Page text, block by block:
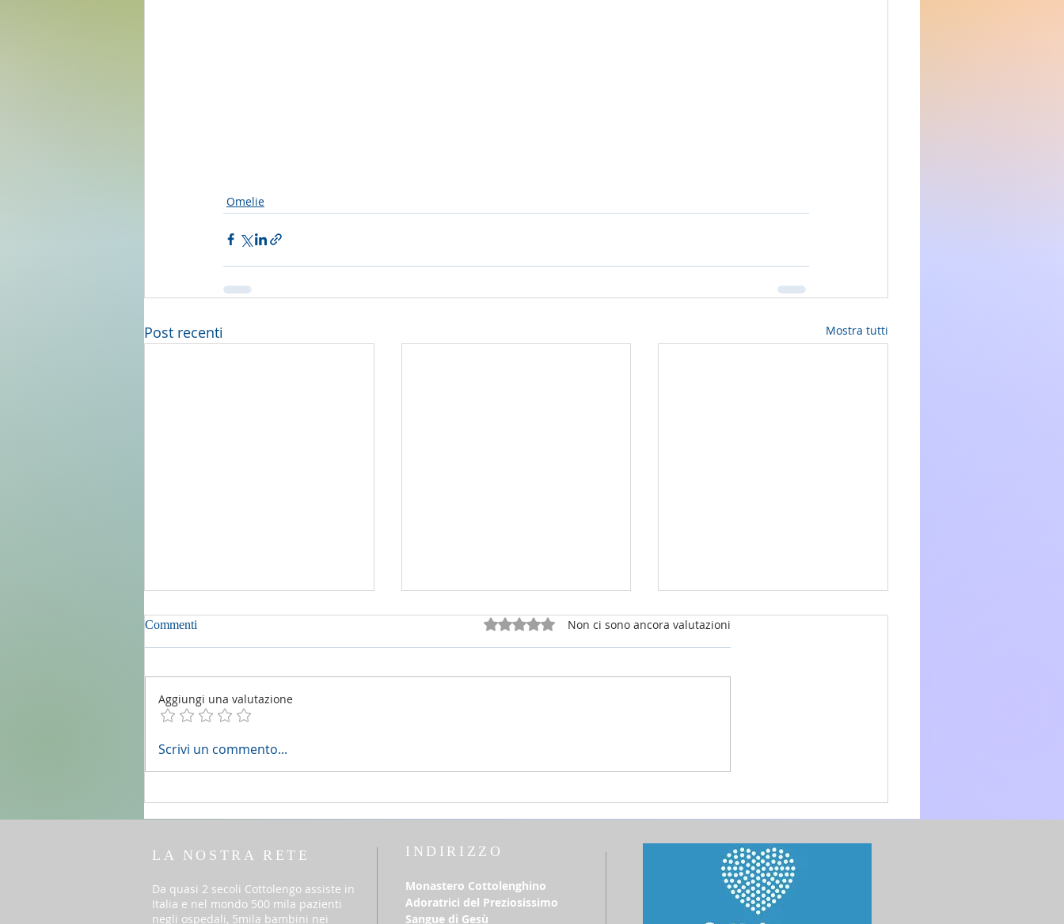
Omelie
Post recenti Mostra tutti
2 agosto 2026 - 18a Domenica
Commenti Valutazione 0 stelle su 5.Non ci sono ancora valutazioni
Aggiungi una valutazione
Scrivi un commento...
LA NOSTRA RETE
Da quasi 2 secoli Cottolengo assiste in
Italia e nel mondo 500 mila pazienti
negli ospedali, 5mila bambini nei
INDIRIZZO
Monastero Cottolenghino
Adoratrici del Preziosissimo
Sangue di Gesù